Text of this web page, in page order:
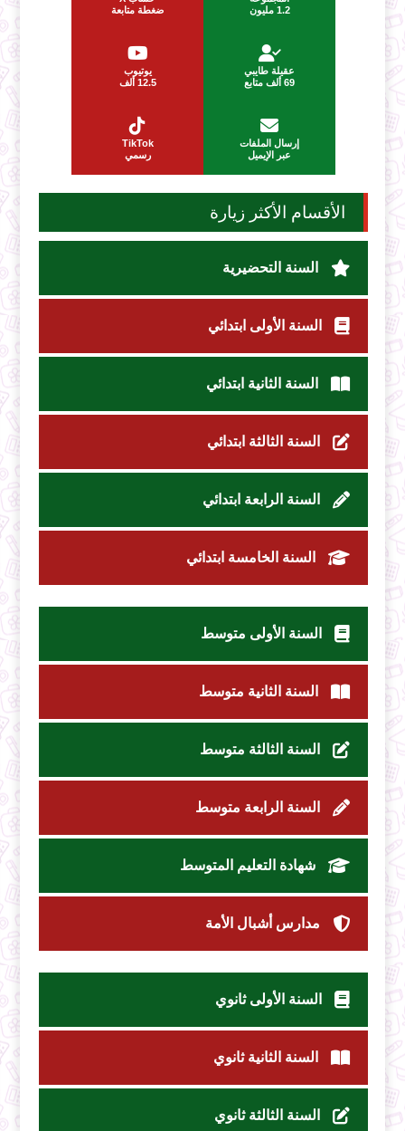
1.2 مليون
ضغطة متابعة
عقيلة طايبي
69 ألف متابع
يوتيوب
12.5 ألف
إرسال الملفات
عبر الإيميل
TikTok
رسمي
الأقسام الأكثر زيارة
السنة التحضيرية
السنة الأولى ابتدائي
السنة الثانية ابتدائي
السنة الثالثة ابتدائي
السنة الرابعة ابتدائي
السنة الخامسة ابتدائي
السنة الأولى متوسط
السنة الثانية متوسط
السنة الثالثة متوسط
السنة الرابعة متوسط
شهادة التعليم المتوسط
مدارس أشبال الأمة
السنة الأولى ثانوي
السنة الثانية ثانوي
السنة الثالثة ثانوي